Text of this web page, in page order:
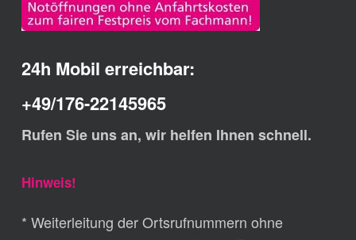
24h Mobil erreichbar:
+49/176-22145965
Rufen Sie uns an, wir helfen Ihnen schnell.
Hinweis!
* Weiterleitung der Ortsrufnummern ohne